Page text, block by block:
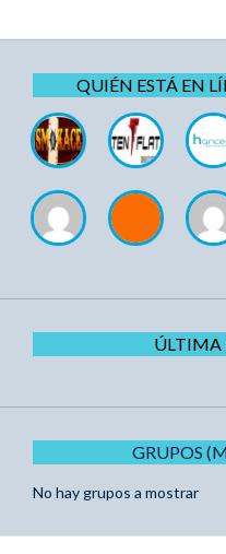
QUIÉN ESTÁ EN
ÚLTIMA
GRUPOS
No hay grupos a mostrar